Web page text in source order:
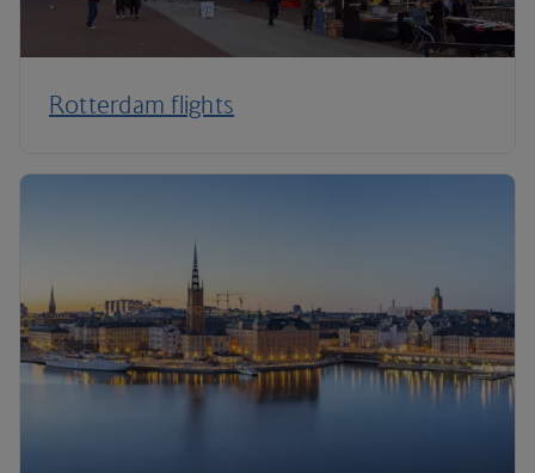
Rotterdam flights